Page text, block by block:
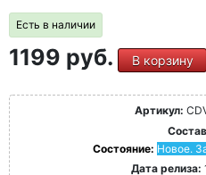
Есть в наличии
1199 руб. В корзину
Артикул:
Состояние: Новое.
Дата релиза: